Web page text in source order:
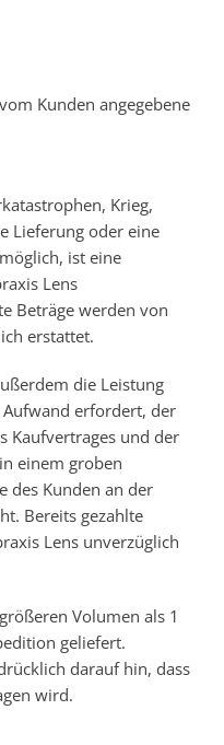
Kunden angegebene
Krieg,
Lieferung oder eine
ist eine
Lens
Beträge werden von
erstattet.
die Leistung
erfordert, der
Kaufvertrages und der
einem groben
des Kunden an der
Bereits gezahlte
Lens unverzüglich
Volumen als 1
geliefert.
darauf hin, dass
wird.